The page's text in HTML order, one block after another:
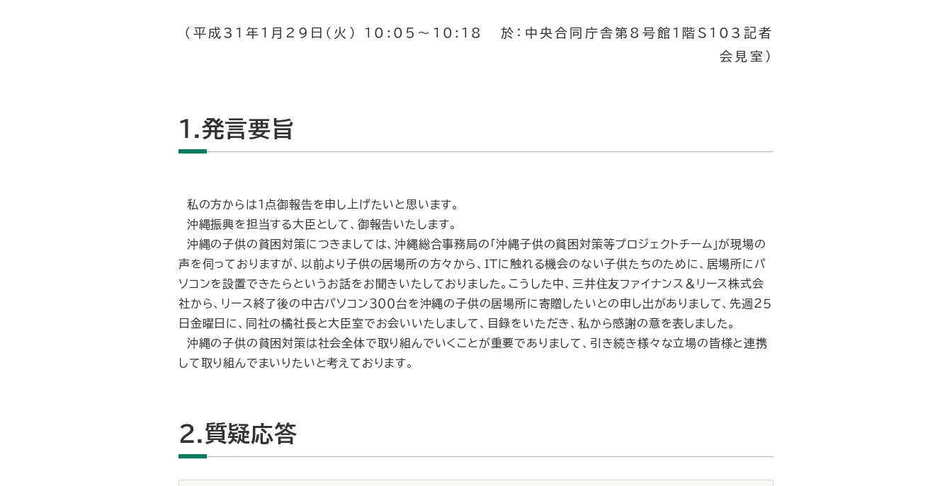
（平成31年1月29日（火） 10:05～10:18 於：中央合同庁舎第8号館1階S103記者
会見室）
1.発言要旨
私の方からは１点御報告を申し上げたいと思います。
沖縄振興を担当する大臣として、御報告いたします。
沖縄の子供の貧困対策につきましては、沖縄総合事務局の「沖縄子供の貧困対策等プロジェクトチーム」が現場の
声を伺っておりますが、以前より子供の居場所の方々から、ＩＴに触れる機会のない子供たちのために、居場所にパ
ソコンを設置できたらというお話をお聞きいたしておりました。こうした中、三井住友ファイナンス＆リース株式会
社から、リース終了後の中古パソコン３００台を沖縄の子供の居場所に寄贈したいとの申し出がありまして、先週２５
日金曜日に、同社の橘社長と大臣室でお会いいたしまして、目録をいただき、私から感謝の意を表しました。
沖縄の子供の貧困対策は社会全体で取り組んでいくことが重要でありまして、引き続き様々な立場の皆様と連携
して取り組んでまいりたいと考えております。
2.質疑応答